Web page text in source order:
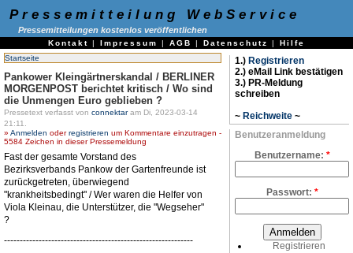
Pressemitteilung WebService
Pressemitteilungen kostenlos veröffentlichen
Kontakt | Impressum | AGB | Datenschutz | Hilfe
Startseite
Pankower Kleingärtnerskandal / BERLINER
MORGENPOST berichtet kritisch / Wo sind
die Unmengen Euro geblieben ?
Pressetext verfasst von connektaram Di, 2023-03-14
21:11.
» Anmelden oderregistrieren um Kommentare einzutragen -
5584 Zeichen in dieser Pressemeldung
Fast der gesamte Vorstand des
Bezirksverbands Pankow der Gartenfreunde ist
zurückgetreten, überwiegend
"krankheitsbedingt" / Wer waren die Helfer von
Viola Kleinau, die Unterstützer, die "Wegseher"
?
------------------------------------------------------------
1.) Registrieren
2.) eMail Link bestätigen
3.) PR-Meldung
schreiben
~ Reichweite ~
Benutzeranmeldung
Benutzername: *
Passwort: *
Registrieren